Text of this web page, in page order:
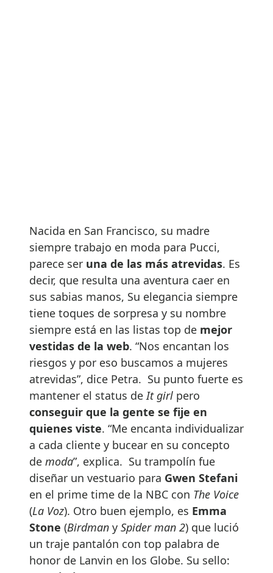
Nacida en San Francisco, su madre
siempre trabajo en moda para Pucci,
parece ser una de las más atrevidas. Es
decir, que resulta una aventura caer en
sus sabias manos, Su elegancia siempre
tiene toques de sorpresa y su nombre
siempre está en las listas top de mejor
vestidas de la web. “Nos encantan los
riesgos y por eso buscamos a mujeres
atrevidas”, dice Petra. Su punto fuerte es
mantener el status deIt girl pero
conseguir que la gente se fije en
quienes viste. “Me encanta individualizar
a cada cliente y bucear en su concepto
de moda”, explica. Su trampolín fue
diseñar un vestuario para Gwen Stefani
en el prime time de la NBC con The Voice
(La Voz). Otro buen ejemplo, es Emma
Stone (Birdman y Spider man 2) que lució
un traje pantalón con top palabra de
honor de Lanvin en los Globe. Su sello: